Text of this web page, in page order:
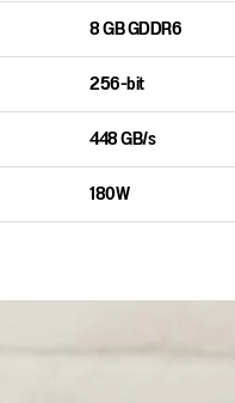
8 GB GDDR6
256-bit
448 GB/s
180W